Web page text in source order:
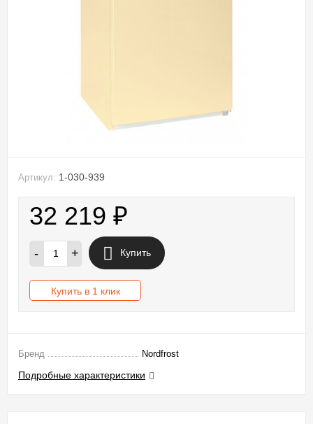
Артикул: 1-030-939
32 219 ₽
- + Купить
Купить в 1 клик
Бренд Nordfrost
Подробные характеристики